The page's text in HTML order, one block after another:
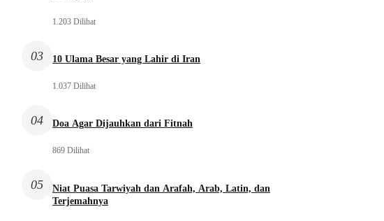
1.203 Dilihat
03 10 Ulama Besar yang Lahir di Iran
1.037 Dilihat
04 Doa Agar Dijauhkan dari Fitnah
869 Dilihat
05
Niat Puasa Tarwiyah dan Arafah, Arab, Latin, dan
Terjemahnya